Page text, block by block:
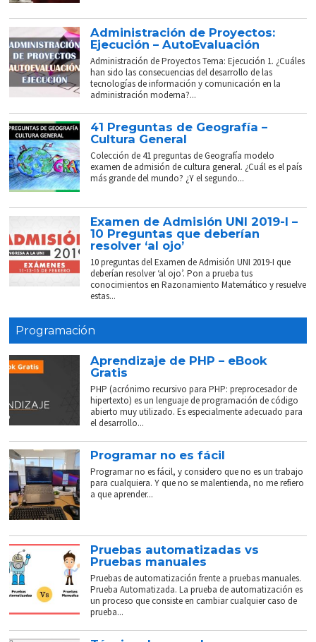
Administración de Proyectos:
Ejecución – AutoEvaluación
Administración de Proyectos Tema: Ejecución 1. ¿Cuáles
han sido las consecuencias del desarrollo de las
tecnologías de información y comunicación en la
administración moderna?...
41 Preguntas de Geografía –
Cultura General
Colección de 41 preguntas de Geografía modelo
examen de admisión de cultura general. ¿Cuál es el país
más grande del mundo? ¿Y el segundo...
Examen de Admisión UNI 2019-I –
10 Preguntas que deberían
resolver ‘al ojo’
10 preguntas del Examen de Admisión UNI 2019-I que
deberían resolver ‘al ojo’. Pon a prueba tus
conocimientos en Razonamiento Matemático y resuelve
estas...
Programación
Aprendizaje de PHP – eBook
Gratis
PHP (acrónimo recursivo para PHP: preprocesador de
hipertexto) es un lenguaje de programación de código
abierto muy utilizado. Es especialmente adecuado para
el desarrollo...
Programar no es fácil
Programar no es fácil, y considero que no es un trabajo
para cualquiera. Y que no se malentienda, no me refiero
a que aprender...
Pruebas automatizadas vs
Pruebas manuales
Pruebas de automatización frente a pruebas manuales.
Prueba Automatizada. La prueba de automatización es
un proceso que consiste en cambiar cualquier caso de
prueba...